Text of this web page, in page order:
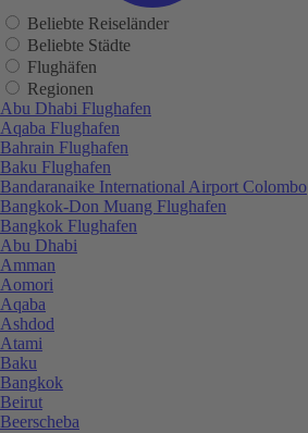
Beliebte Reiseländer
Beliebte Städte
Flughäfen
Regionen
Abu Dhabi Flughafen
Aqaba Flughafen
Bahrain Flughafen
Baku Flughafen
Bandaranaike International Airport Colombo
Bangkok-Don Muang Flughafen
Bangkok Flughafen
Abu Dhabi
Amman
Aomori
Aqaba
Ashdod
Atami
Baku
Bangkok
Beirut
Beerscheba